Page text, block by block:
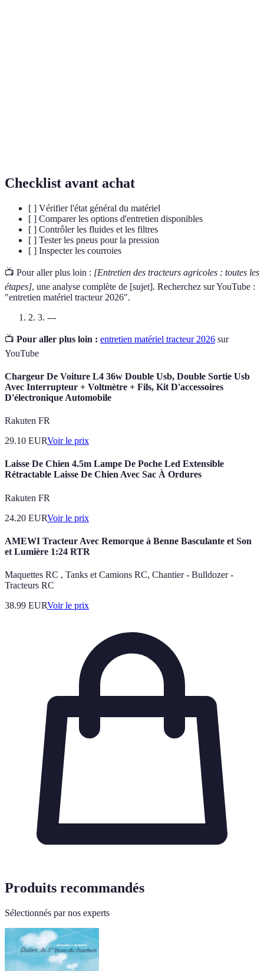
Checklist avant achat
[ ] Vérifier l'état général du matériel
[ ] Comparer les options d'entretien disponibles
[ ] Contrôler les fluides et les filtres
[ ] Tester les pneus pour la pression
[ ] Inspecter les courroies
📺 Pour aller plus loin : [Entretien des tracteurs agricoles : toutes les
étapes], une analyse complète de [sujet]. Recherchez sur YouTube :
"entretien matériel tracteur 2026".
2. 3. ---
📺 Pour aller plus loin : entretien matériel tracteur 2026 sur
YouTube
Chargeur De Voiture L4 36w Double Usb, Double Sortie Usb
Avec Interrupteur + Voltmètre + Fils, Kit D'accessoires
D'électronique Automobile
Rakuten FR
29.10 EURVoir le prix
Laisse De Chien 4.5m Lampe De Poche Led Extensible
Rétractable Laisse De Chien Avec Sac À Ordures
Rakuten FR
24.20 EURVoir le prix
AMEWI Tracteur Avec Remorque à Benne Basculante et Son
et Lumière 1:24 RTR
Maquettes RC , Tanks et Camions RC, Chantier - Bulldozer -
Tracteurs RC
38.99 EURVoir le prix
Produits recommandés
Sélectionnés par nos experts